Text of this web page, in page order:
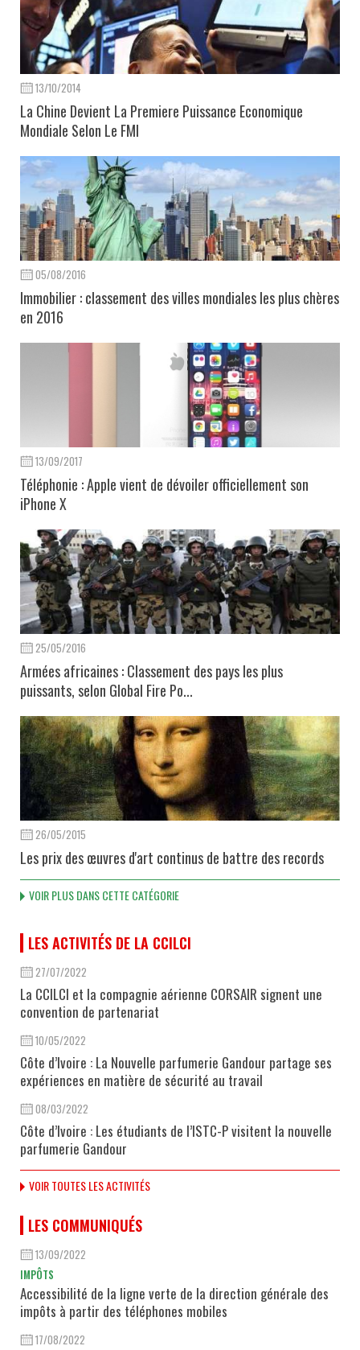
13/10/2014
La Chine Devient La Premiere Puissance Economique
Mondiale Selon Le FMI
05/08/2016
Immobilier : classement des villes mondiales les plus chères
en 2016
13/09/2017
Téléphonie : Apple vient de dévoiler officiellement son
iPhone X
25/05/2016
Armées africaines : Classement des pays les plus
puissants, selon Global Fire Po...
26/05/2015
Les prix des œuvres d'art continus de battre des records
VOIR PLUS DANS CETTE CATÉGORIE
LES ACTIVITÉS DE LA CCILCI
27/07/2022
La CCILCI et la compagnie aérienne CORSAIR signent une
convention de partenariat
10/05/2022
Côte d’Ivoire : La Nouvelle parfumerie Gandour partage ses
expériences en matière de sécurité au travail
08/03/2022
Côte d’Ivoire : Les étudiants de l’ISTC-P visitent la nouvelle
parfumerie Gandour
VOIR TOUTES LES ACTIVITÉS
LES COMMUNIQUÉS
13/09/2022
IMPÔTS
Accessibilité de la ligne verte de la direction générale des
impôts à partir des téléphones mobiles
17/08/2022